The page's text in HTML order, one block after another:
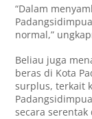
“Dalam
normal,”
Beliau juga
beras di Kota
surplus, terkait
secara